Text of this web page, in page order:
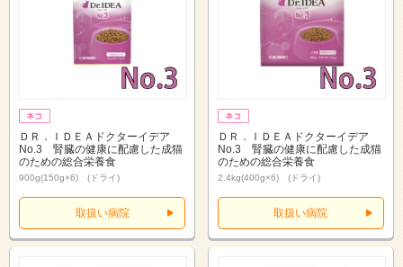
ＤＲ．ＩＤＥＡドクターイデア
No.3 腎臓の健康に配慮した成猫
のための総合栄養食
900g(150g×6) (ドライ)
取扱い病院
ＤＲ．ＩＤＥＡドクターイデア
No.3 腎臓の健康に配慮した成猫
のための総合栄養食
2.4kg(400g×6) (ドライ)
取扱い病院